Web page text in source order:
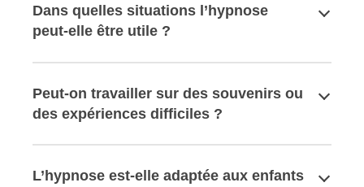
Dans quelles situations l’hypnose
peut-elle être utile ?
Peut-on travailler sur des souvenirs ou
des expériences difficiles ?
L’hypnose est-elle adaptée aux enfants